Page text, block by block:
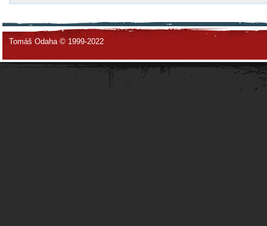
Tomáš Odaha © 1999-2022